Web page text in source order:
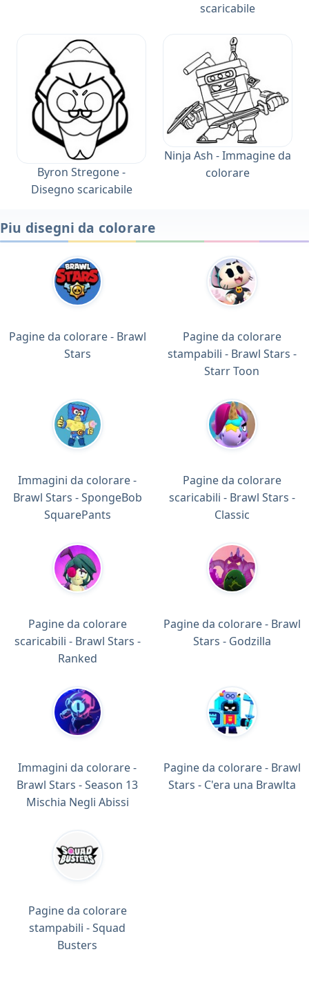
scaricabile
Byron Stregone -
Disegno scaricabile
Ninja Ash - Immagine da
colorare
Piu disegni da colorare
Pagine da colorare - Brawl
Stars
Pagine da colorare
stampabili - Brawl Stars -
Starr Toon
Immagini da colorare -
Brawl Stars - SpongeBob
SquarePants
Pagine da colorare
scaricabili - Brawl Stars -
Classic
Pagine da colorare
scaricabili - Brawl Stars -
Ranked
Pagine da colorare - Brawl
Stars - Godzilla
Immagini da colorare -
Brawl Stars - Season 13
Mischia Negli Abissi
Pagine da colorare - Brawl
Stars - C'era una Brawlta
Pagine da colorare
stampabili - Squad
Busters